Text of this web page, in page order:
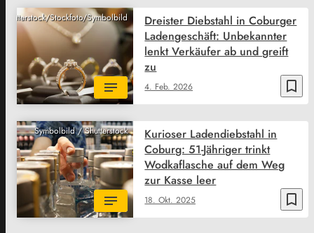
Shutterstock/Stockfoto/Symbolbild
bookmark_border
4. Feb. 2026
Dreister Diebstahl in Coburger
Ladengeschäft: Unbekannter
lenkt Verkäufer ab und greift
zu
Symbolbild / Shutterstock
bookmark_border
18. Okt. 2025
Kurioser Ladendiebstahl in
Coburg: 51-Jähriger trinkt
Wodkaflasche auf dem Weg
zur Kasse leer